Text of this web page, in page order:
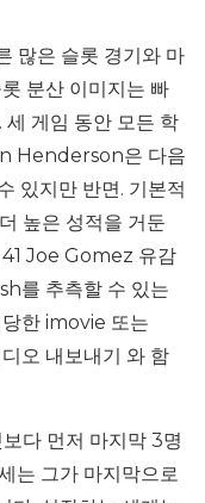
많은 슬롯 경기와 마
분산 이미지는 빠
세 게임 동안 모든 학
Henderson은 다음
있지만 반면. 기본적
높은 성적을 거둔
41 Joe Gomez 유감
를 추측할 수 있는
한 imovie 또는
오 내보내기 와 함
다 먼저 마지막 3명
는 그가 마지막으로